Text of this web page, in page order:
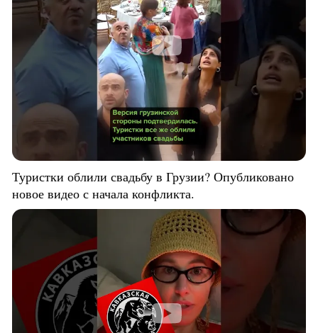
Туристки облили свадьбу в Грузии? Опубликовано
новое видео с начала конфликта.